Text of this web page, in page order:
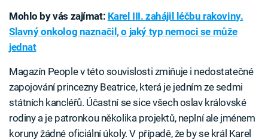
Mohlo by vás zajímat: Karel III. zahájil léčbu rakoviny.
Slavný onkolog naznačil, o jaký typ nemoci se může
jednat
Magazín People v této souvislosti zmiňuje i nedostatečné
zapojování princezny Beatrice, která je jedním ze sedmi
státních kancléřů. Účastní se sice všech oslav královské
rodiny a je patronkou několika projektů, neplní ale jménem
koruny žádné oficiální úkoly. V případě, že by se král Karel